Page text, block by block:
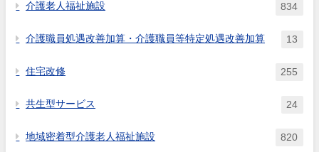
介護老人福祉施設 834
介護職員処遇改善加算・介護職員等特定処遇改善加算 13
住宅改修 255
共生型サービス 24
地域密着型介護老人福祉施設 820